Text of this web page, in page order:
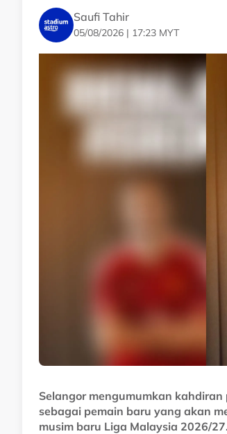
Saufi Tahir
05/08/2026 | 17:23 MYT
Selangor mengumumkan
sebagai pemain baru yang akan
musim baru Liga Malaysia 2026/27.